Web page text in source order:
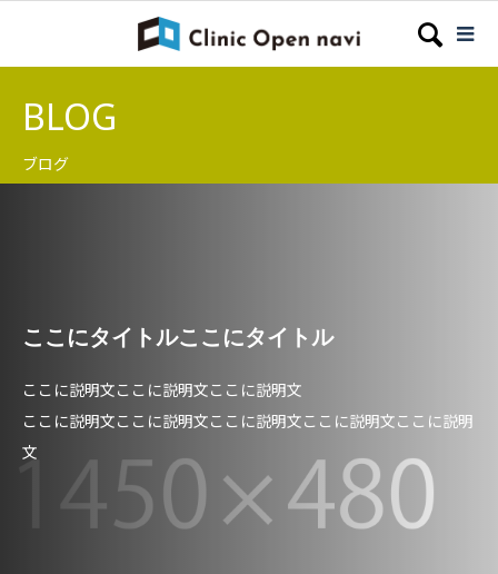
BLOG
ブログ
ここにタイトルここにタイトル
ここに説明文ここに説明文ここに説明文
ここに説明文ここに説明文ここに説明文ここに説明文ここに説明
文